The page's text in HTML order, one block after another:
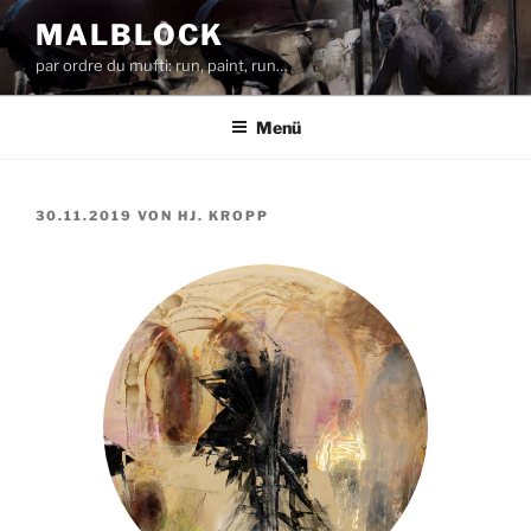
Zum
Inhalt
springen
MALBLOCK
par ordre du mufti: run, paint, run…
Menü
VERÖFFENTLICHT
30.11.2019 VON HJ. KROPP